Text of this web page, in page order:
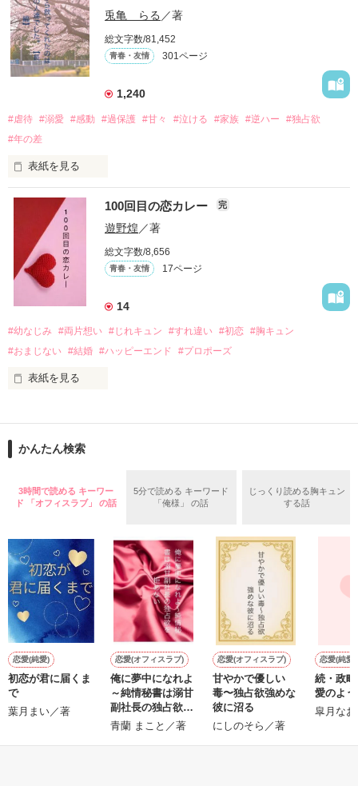
不器用でも努力を諦めない赤。
無口で頼れる黒。
天才肌で笑顔が眩しい白。
三人の姿に勇気をもらい、「私も一歩踏み出してみたい」と思
えるようになった。
笑って、ときどき泣ける。
作品を読む
兎亀 らる ／著
総文字数/81,452
青春・友情 301ページ
1,240
#虐待 #溺愛 #感動 #過保護 #甘々 #泣ける #家族 #逆ハー
#独占欲
#年の差
表紙を見る
｢全部あんたのせいよ｣
『──のせいじゃないよ』
｢なんであんたが生きてんのよ｣
『生きていてくれてありがとう』
｢あんたなんか産まなきゃ良かった｣
『産まれてきてくれてありがとう』
両親から虐待を受け感情を知らない女の子と
泣き方も、笑い方も、助けの求め方も、何も知らなかった。
でもみんなが教えてくれた。
『"愛してるよ"』
100回目の恋カレー 完
遊野煌 ／著
総文字数/8,656
青春・友情 17ページ
14
#幼なじみ #両片想い #じれキュン #すれ違い #初恋 #胸キュン
#おまじない #結婚 #ハッピーエンド #プロポーズ
表紙を見る
きになっちゃうんだって』
※表紙はフリー素材です。コンテスト用に既存作を改稿しまし
た。
作品を読む
かんたん検索
3時間で読める キーワー
ド 「オフィスラブ」 の話
5分で読める キーワード
「俺様」 の話
じっくり読める胸キュン
する話
恋愛(純愛)
初恋が君に届くま
で
葉月まい／著
恋愛(オフィスラブ)
俺に夢中になれよ
～純情秘書は溺甘
副社長の独占欲を
拒めない
青蘭 まこと／著
恋愛(オフィスラブ)
甘やかで優しい
毒〜独占欲強めな
彼に沼る
にしのそら／著
恋愛(純愛)
続・政
愛のよ
皐月な